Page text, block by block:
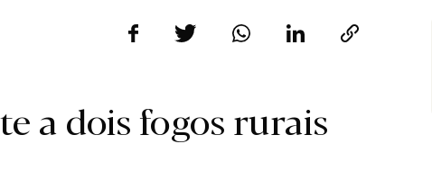
a dois fogos rurais